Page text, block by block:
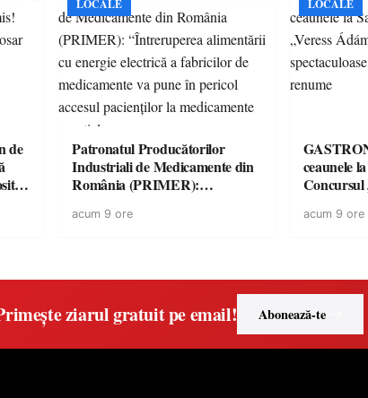
de
LOCALE
Patronatul Producătorilor
Industriali de Medicamente din
România (PRIMER):
energie electrică a fabricilor de
acum 9 ore
LOCALE
ceaunele
Concursul
acum 9 ore
ziarul gratuit pe email! Abonează-te